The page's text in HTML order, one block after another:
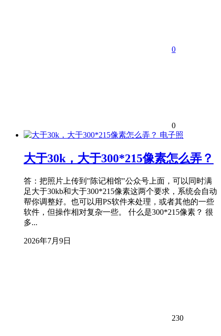
0
0
电子照
大于30k，大于300*215像素怎么弄？
答：把照片上传到"陈记相馆"公众号上面，可以同时满
足大于30kb和大于300*215像素这两个要求，系统会自动
帮你调整好。也可以用PS软件来处理，或者其他的一些
软件，但操作相对复杂一些。 什么是300*215像素？ 很
多...
2026年7月9日
230